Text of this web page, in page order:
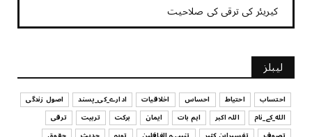
کیریئر کی ترقی کی صلاحیت
July 29, 2026
UNCATEGORIZED
کیا آپ اپنے باس کو مؤثر طریقے سے منظم کر رہے ہیں
July 29, 2026
UNCATEGORIZED
لیبلز
احتساب احتیاط احساس اخلاقیات ادارے_کی_پسند
اصول زندگی
الله_کے_نام
اللہ اکبر اہم بات ایمان برکت تربیت
ترقی